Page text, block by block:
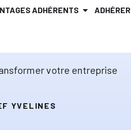
ADHÉRENTS ADHÉRER
votre entreprise
YVELINES